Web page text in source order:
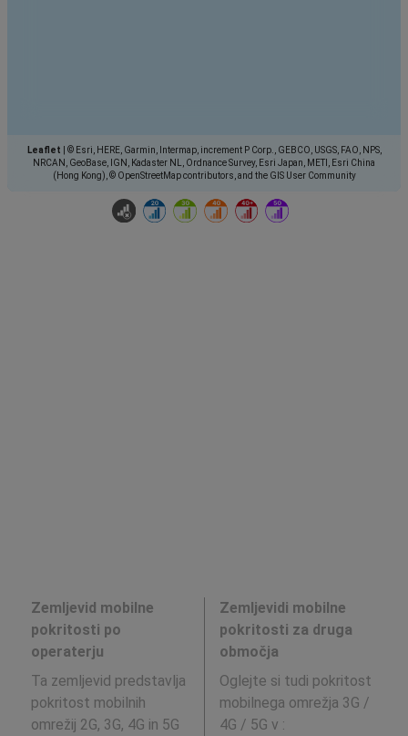
Leaflet
© Esri, HERE, Garmin, Intermap, increment P Corp., GEBCO, USGS, FAO, NPS,
NRCAN, GeoBase, IGN, Kadaster NL, Ordnance Survey, Esri Japan, METI, Esri China
(Hong Kong), © OpenStreetMap contributors, and the GIS User Community
Zemljevid mobilne
pokritosti po
operaterju
Ta zemljevid predstavlja
pokritost mobilnih
omrežij 2G, 3G, 4G in 5G
Zemljevidi mobilne
pokritosti za druga
območja
Oglejte si tudi pokritost
mobilnega omrežja 3G /
4G / 5G v :